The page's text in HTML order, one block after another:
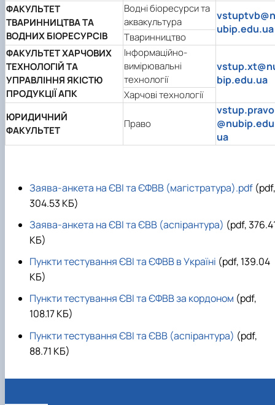
ФАКУЛЬТЕТ
ТВАРИННИЦТВА ТА
ВОДНИХ БІОРЕСУРСІВ
Водні біоресурси та
аквакультура
vstuptvb@n
ubip.edu.ua
Тваринництво
ФАКУЛЬТЕТ ХАРЧОВИХ
ТЕХНОЛОГІЙ ТА
УПРАВЛІННЯ ЯКІСТЮ
ПРОДУКЦІЇ АПК
Інформаційно-
вимірювальні
технології
bip.edu.ua
Харчові технології
ЮРИДИЧНИЙ
ФАКУЛЬТЕТ
Право
vstup.pravo
ua
Заява-анкета на ЄВІ та ЄФВВ (магістратура).pdf (pdf,
304.53 КБ)
Заява-анкета на ЄВІ та ЄВВ (аспірантура) (pdf,
КБ)
Пункти тестування ЄВІ та ЄФВВ в Україні (pdf, 139.04
КБ)
Пункти тестування ЄВІ та ЄФВВ за кордоном (pdf,
108.17 КБ)
Пункти тестування ЄВІ та ЄВВ (аспірантура) (pdf,
88.71 КБ)